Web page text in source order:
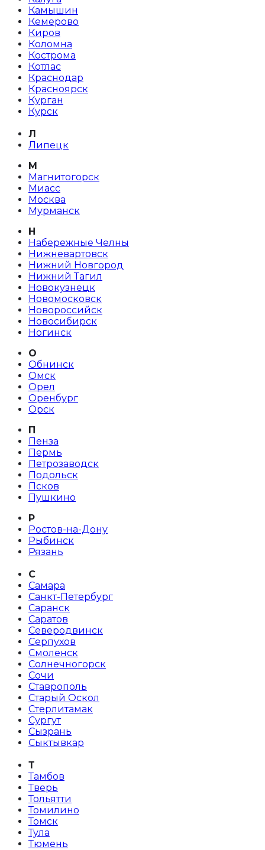
Камышин
Кемерово
Киров
Коломна
Кострома
Котлас
Краснодар
Красноярск
Курган
Курск
Л
Липецк
М
Магнитогорск
Миасс
Москва
Мурманск
Н
Набережные Челны
Нижневартовск
Нижний Новгород
Нижний Тагил
Новокузнецк
Новомосковск
Новороссийск
Новосибирск
Ногинск
О
Обнинск
Омск
Орел
Оренбург
Орск
П
Пенза
Пермь
Петрозаводск
Подольск
Псков
Пушкино
Р
Ростов-на-Дону
Рыбинск
Рязань
С
Самара
Санкт-Петербург
Саранск
Саратов
Северодвинск
Серпухов
Смоленск
Солнечногорск
Сочи
Ставрополь
Старый Оскол
Стерлитамак
Сургут
Сызрань
Сыктывкар
Т
Тамбов
Тверь
Тольятти
Томилино
Томск
Тула
Тюмень